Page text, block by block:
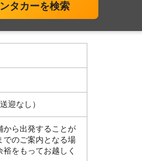
タカーを検索
迎なし）
ら出発することが
でのご案内となる場
をもってお越しく